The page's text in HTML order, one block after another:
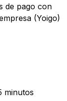
de pago con
(Yoigo)
minutos